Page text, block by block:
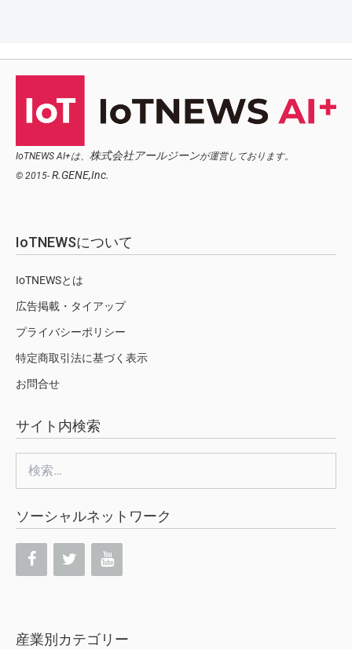
IoTNEWS AI+は、 株式会社アールジーンが運営しております。
© 2015- R.GENE,Inc.
IoTNEWSについて
IoTNEWSとは
広告掲載・タイアップ
プライバシーポリシー
特定商取引法に基づく表示
お問合せ
サイト内検索
索:
ソーシャルネットワーク
産業別カテゴリー